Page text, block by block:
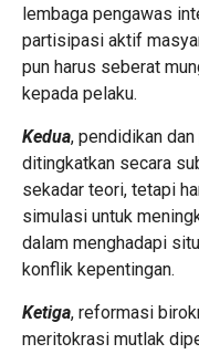
lembaga pengawas
partisipasi aktif
pun harus seberat
kepada pelaku.
Kedua, pendidikan
ditingkatkan secara
sekadar teori, tetapi
simulasi untuk
dalam menghadapi
konflik kepentingan.
Ketiga, reformasi
meritokrasi mutlak